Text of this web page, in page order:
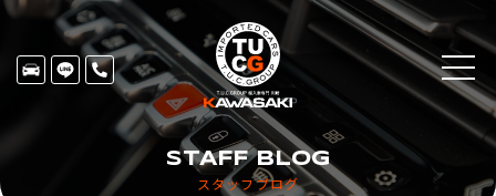
スタッフブログ
STAFF BLOG